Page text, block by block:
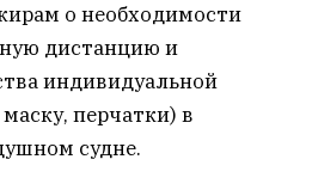
о необходимости
дистанцию и
индивидуальной
перчатки) в
судне.